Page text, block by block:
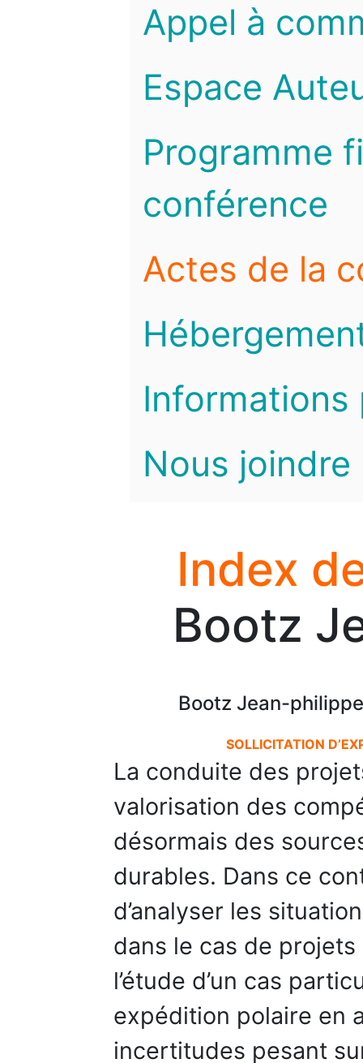
Appel à
Espace
Programme
conférence
Actes de la
Informations
Nous joindre
Index
Bootz
Bootz Jean-
SOLLICITATION
La conduite des
valorisation des
désormais des
durables. Dans ce
d’analyser les
dans le cas de
l’étude d’un cas
expédition polaire en
incertitudes pesant